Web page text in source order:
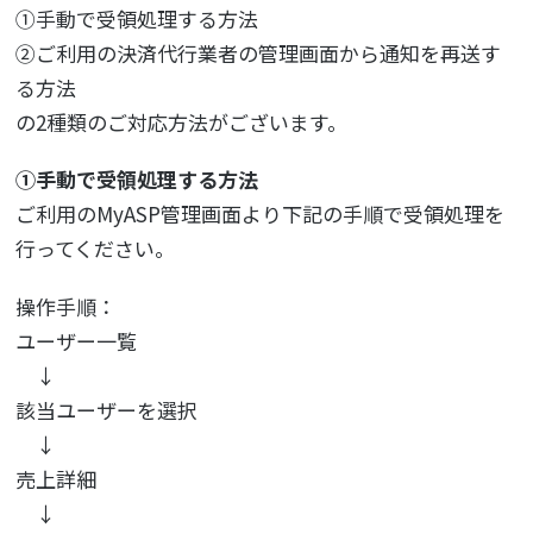
①手動で受領処理する方法
②ご利用の決済代行業者の管理画面から通知を再送す
る方法
の2種類のご対応方法がございます。
①手動で受領処理する方法
ご利用のMyASP管理画面より下記の手順で受領処理を
行ってください。
操作手順：
ユーザー一覧
↓
該当ユーザーを選択
↓
売上詳細
↓